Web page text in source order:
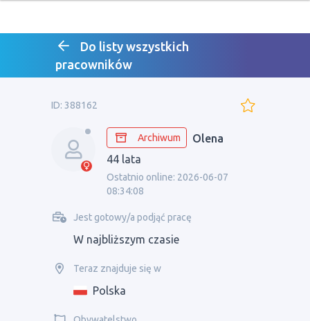
Do listy wszystkich
pracowników
ID: 388162
Archiwum
Olena
44 lata
Ostatnio online: 2026-06-07
08:34:08
Jest gotowy/a podjąć pracę
W najbliższym czasie
Teraz znajduje się w
Polska